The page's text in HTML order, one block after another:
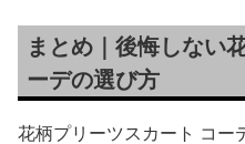
まとめ｜後悔しない
ーデの選び方
花柄プリーツスカート コー